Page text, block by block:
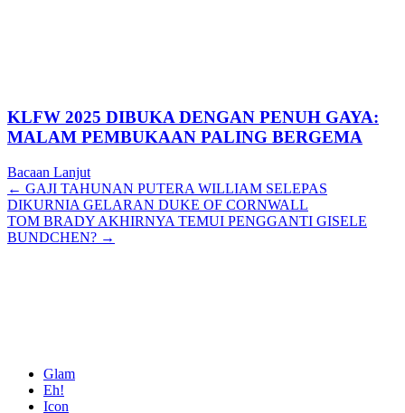
KLFW 2025 DIBUKA DENGAN PENUH GAYA:
MALAM PEMBUKAAN PALING BERGEMA
Bacaan Lanjut
Posts
navigation
← GAJI TAHUNAN PUTERA WILLIAM SELEPAS
DIKURNIA GELARAN DUKE OF CORNWALL
TOM BRADY AKHIRNYA TEMUI PENGGANTI GISELE
BUNDCHEN? →
Glam
Eh!
Icon